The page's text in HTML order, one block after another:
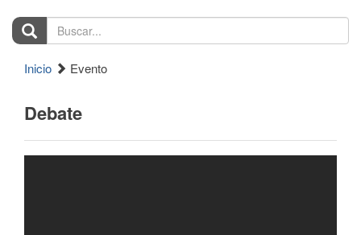
Buscar...
Inicio Evento
Debate